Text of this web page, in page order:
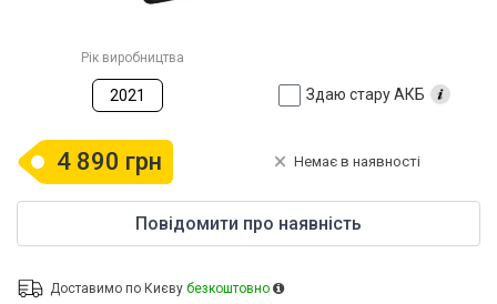
Рік виробництва
2021 Здаю стару АКБ
4 890 грн Немає в наявності
Повідомити про наявність
Доставимо по Києву безкоштовно